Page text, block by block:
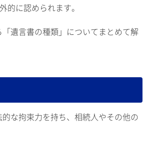
に認められます。
遺言書の種類」についてまとめて解
な拘束力を持ち、相続人やその他の